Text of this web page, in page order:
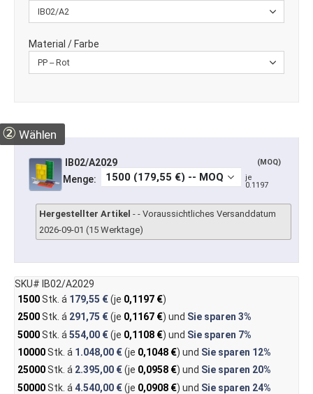
Material / Farbe
② Wählen
IB02/A2029 (MOQ)
Menge:
je
0.1197
Hergestellter Artikel - - Voraussichtliches Versanddatum
2026-09-01 (15 Werktage)
SKU# IB02/A2029
1500Stk. á 179,55 €(je 0,1197 €)
2500Stk. á 291,75 €(je 0,1167 €) und Sie sparen 3%
5000Stk. á 554,00 €(je 0,1108 €) und Sie sparen 7%
10000Stk. á 1.048,00 €(je 0,1048 €) und Sie sparen 12%
25000Stk. á 2.395,00 €(je 0,0958 €) und Sie sparen 20%
50000Stk. á 4.540,00 €(je 0,0908 €) und Sie sparen 24%